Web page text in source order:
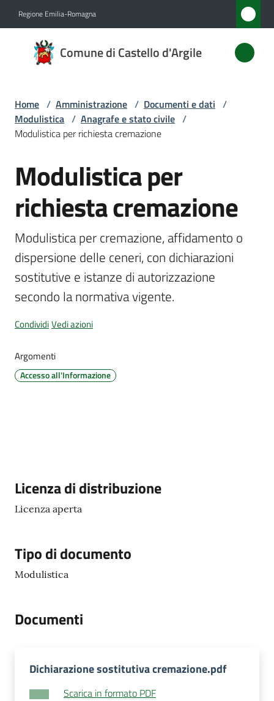
Regione Emilia-Romagna
Comune di Castello d'Argile
Comune
di
d'Argile
Menu selezionato
Novità
Servizi
Vivere
Castello
d'Argile
Amministrazione
Trasparente
Seguici
su
Home / Amministrazione / Documenti e dati /
Modulistica / Anagrafe e stato civile /
Modulistica per richiesta cremazione
Salta al contenuto
Modulistica per
richiesta cremazione
Modulistica per cremazione, affidamento o
dispersione delle ceneri, con dichiarazioni
sostitutive e istanze di autorizzazione
secondo la normativa vigente.
CondividiVedi azioni
Argomenti
Accesso all'Informazione
Descrizione
Licenza di distribuzione
Licenza aperta
Tipo di documento
Modulistica
Documenti
Dichiarazione sostitutiva cremazione.pdf
Scarica in formato PDF